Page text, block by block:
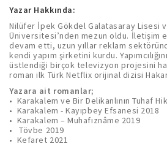
Yazar Hakkında:
Nilüfer İpek Gökdel Galatasaray Lisesi
Üniversitesi’nden mezun oldu. İletişim
devam etti, uzun yıllar reklam
kendi yapım şirketini kurdu.
üstlendiği birçok televizyon projesini
roman ilk Türk Netflix orijinal dizisi
Yazara ait romanlar;
• Karakalem ve Bir Delikanlının Tuhaf
• Karakalem - Kayıpbey Efsanesi 2018
• Karakalem – Muhafıznâme 2019
• Tövbe 2019
• Kefaret 2021